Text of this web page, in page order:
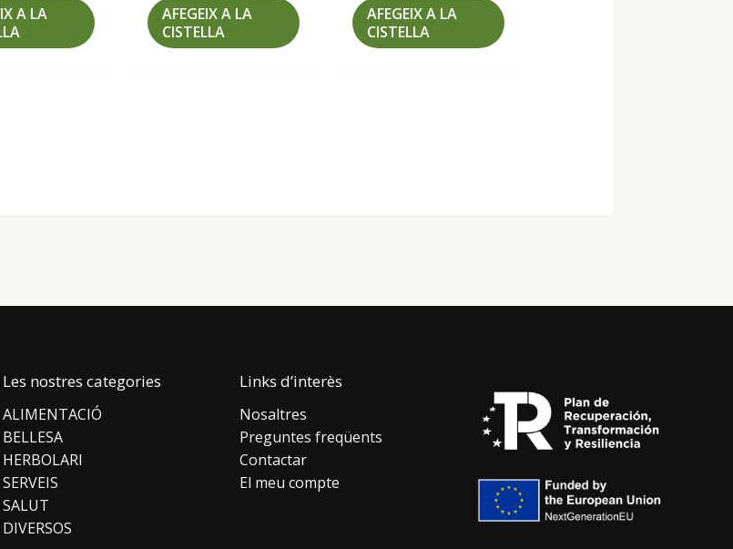
A LA
AFEGEIX A LA
CISTELLA
AFEGEIX A LA
CISTELLA
Les nostres categories
ALIMENTACIÓ
BELLESA
HERBOLARI
SERVEIS
SALUT
DIVERSOS
Links d’interès
Nosaltres
Preguntes freqüents
Contactar
El meu compte